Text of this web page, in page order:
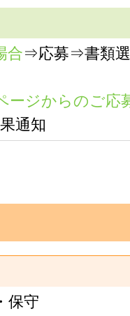
合⇒応募⇒書類
ージからのご応
通知
保守